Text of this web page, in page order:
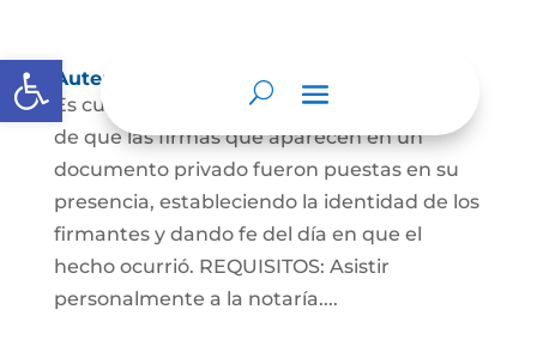
Abrir barra de herramientas
Autenticaciones
Es cuando el notario da testimonio escrito
de que las firmas que aparecen en un
documento privado fueron puestas en su
presencia, estableciendo la identidad de los
firmantes y dando fe del día en que el
hecho ocurrió. REQUISITOS: Asistir
personalmente a la notaría....